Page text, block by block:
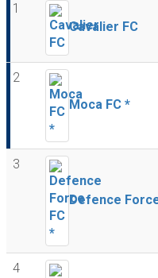
1
Cavalier FC
2
Moca FC *
3
Defence
4